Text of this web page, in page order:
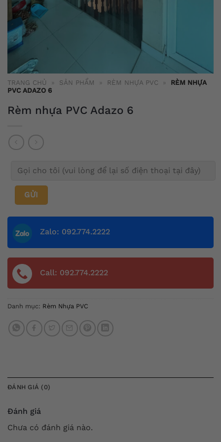
TRANG CHỦ » SẢN PHẨM » RÈM NHỰA PVC »
RÈM NHỰA
PVC ADAZO 6
Rèm nhựa PVC Adazo 6
Zalo: 092.774.2222
Call: 092.774.2222
Danh mục: Rèm Nhựa PVC
ĐÁNH GIÁ (0)
Đánh giá
Chưa có đánh giá nào.